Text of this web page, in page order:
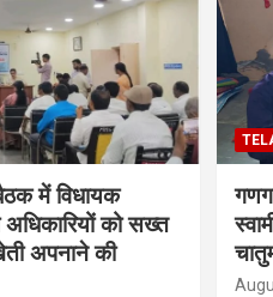
में विधायक
अधिकारियों को सख्त
अपनाने की